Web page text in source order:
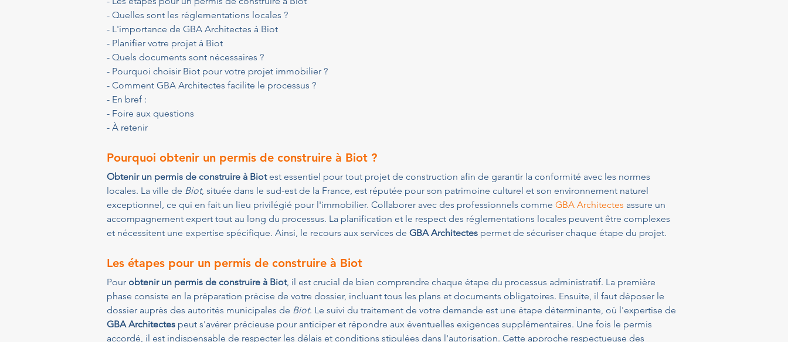
- Quelles sont les réglementations locales ?
- L'importance de GBA Architectes à Biot
- Planifier votre projet à Biot
- Quels documents sont nécessaires ?
- Pourquoi choisir Biot pour votre projet immobilier ?
- Comment GBA Architectes facilite le processus ?
- En bref :
- Foire aux questions
- À retenir
Pourquoi obtenir un permis de construire à Biot ?
Obtenir un permis de construire à Biot est essentiel pour tout projet de construction afin de garantir la conformité avec les normes
locales. La ville de Biot, située dans le sud-est de la France, est réputée pour son patrimoine culturel et son environnement naturel
exceptionnel, ce qui en fait un lieu privilégié pour l'immobilier. Collaborer avec des professionnels comme GBA Architectes assure un
accompagnement expert tout au long du processus. La planification et le respect des réglementations locales peuvent être complexes
et nécessitent une expertise spécifique. Ainsi, le recours aux services de GBA Architectes permet de sécuriser chaque étape du projet.
Les étapes pour un permis de construire à Biot
Pour obtenir un permis de construire à Biot, il est crucial de bien comprendre chaque étape du processus administratif. La première
phase consiste en la préparation précise de votre dossier, incluant tous les plans et documents obligatoires. Ensuite, il faut déposer le
dossier auprès des autorités municipales de Biot. Le suivi du traitement de votre demande est une étape déterminante, où l'expertise de
GBA Architectes peut s'avérer précieuse pour anticiper et répondre aux éventuelles exigences supplémentaires. Une fois le permis
accordé, il est indispensable de respecter les délais et conditions stipulées dans l'autorisation. Cette approche respectueuse des